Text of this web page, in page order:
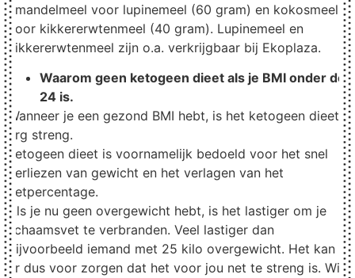
amandelmeel voor lupinemeel (60 gram) en kokosmeel
voor kikkererwtenmeel (40 gram). Lupinemeel en
kikkererwtenmeel zijn o.a. verkrijgbaar bij Ekoplaza.
Waarom geen ketogeen dieet als je BMI onder de
24 is.
Wanneer je een gezond BMI hebt, is het ketogeen dieet
erg streng.
Ketogeen dieet is voornamelijk bedoeld voor het snel
verliezen van gewicht en het verlagen van het
vetpercentage.
Als je nu geen overgewicht hebt, is het lastiger om je
lichaamsvet te verbranden. Veel lastiger dan
bijvoorbeeld iemand met 25 kilo overgewicht. Het kan
er dus voor zorgen dat het voor jou net te streng is. Wij